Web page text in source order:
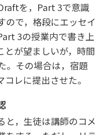
を，Part 3で意識
ので，格段にエッセイ
3の授業内で書き上
とが望ましいが，時間
。その場合は，宿題
レに提出させた。
と，生徒は講師のコメ